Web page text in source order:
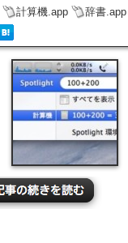
計算機.app 辞書.app